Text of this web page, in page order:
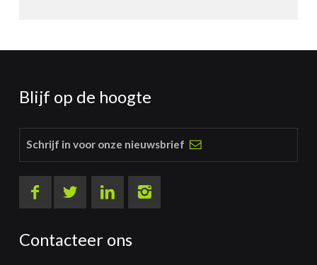
Blijf op de hoogte
Schrijf in voor onze nieuwsbrief
Contacteer ons